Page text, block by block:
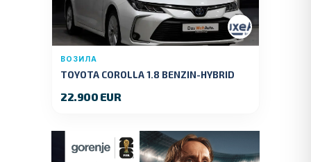
ВОЗИЛА
TOYOTA COROLLA 1.8 BENZIN-HYBRID
22.900 EUR